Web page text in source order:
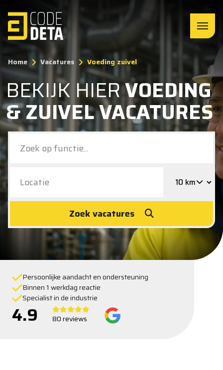
Home Vacatures Voeding zuivel
BEKIJK HIERVOEDING
& ZUIVEL VACATURES
Zoek vacatures
Persoonlijke aandacht en ondersteuning
Binnen 1 werkdag reactie
Specialist in de industrie
4.9 80 reviews